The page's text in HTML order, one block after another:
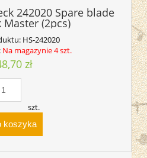
242020 Spare blade
(2pcs)
HS-242020
Na magazynie 4 szt.
zł
szt.
koszyka